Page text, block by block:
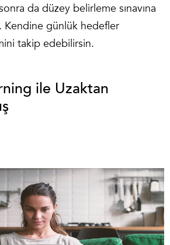
da düzey belirleme sınavına
Kendine günlük hedefler
takip edebilirsin.
ile Uzaktan